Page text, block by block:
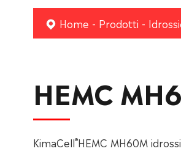
Home Prodotti
HEMC
KimaCell®HEMC MH60M